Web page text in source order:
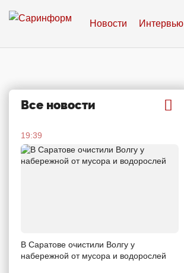
Новости Интервью
Все новости
19:39
В Саратове очистили Волгу у
набережной от мусора и водорослей